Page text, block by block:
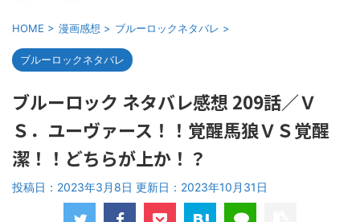
HOME > 漫画感想 > ブルーロックネタバレ >
ブルーロックネタバレ
ブルーロック ネタバレ感想 209話／Ｖ
Ｓ．ユーヴァース！！覚醒馬狼ＶＳ覚醒
潔！！どちらが上か！？
投稿日：2023年3月8日 更新日： 2023年10月31日